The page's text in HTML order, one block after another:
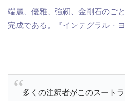
端麗、優雅、強靭、金剛石のご
完成である。『インテグラル・ヨ
多くの注釈者がこのスート